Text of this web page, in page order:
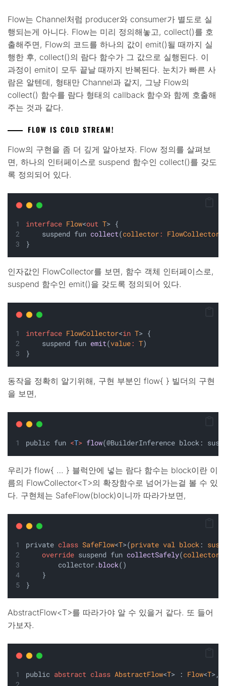
Flow는 Channel처럼 producer와 consumer가 별도로 실
행되는게 아니다. Flow는 미리 정의해놓고, collect()를 호
출해주면, Flow의 코드를 하나의 값이 emit()될 때까지 실
행한 후, collect()의 람다 함수가 그 값으로 실행된다. 이
과정이 emit이 모두 끝날 때까지 반복된다. 눈치가 빠른 사
람은 알텐데, 형태만 Channel과 같지, 그냥 Flow의
collect() 함수를 람다 형태의 callback 함수와 함께 호출해
주는 것과 같다.
FLOW IS COLD STREAM!
Flow의 구현을 좀 더 깊게 알아보자. Flow 정의를 살펴보
면, 하나의 인터페이스로 suspend 함수인 collect()를 갖도
록 정의되어 있다.
interface Flow<out T> {
    suspend fun
collect(collector: FlowCollector
}
인자값인 FlowCollector를 보면, 함수 객체 인터페이스로,
suspend 함수인 emit()을 갖도록 정의되어 있다.
interface FlowCollector<in T> {
    suspend fun
emit(value: T)
}
동작을 정확히 알기위해, 구현 부분인 flow{ } 빌더의 구현
을 보면,
public fun <T> flow(@BuilderInference block:
우리가 flow{ … } 블럭안에 넣는 람다 함수는 block이란 이
름의 FlowCollector<T>의 확장함수로 넘어가는걸 볼 수 있
다. 구현체는 SafeFlow(block)이니까 따라가보면,
private class SafeFlow<T>(private val block :
override suspend fun collectSafely(collector
        collector.
block()
    }
}
AbstractFlow<T>를 따라가야 알 수 있을거 같다. 또 들어
가보자.
public abstract class AbstractFlow<T> : Flow<T>,